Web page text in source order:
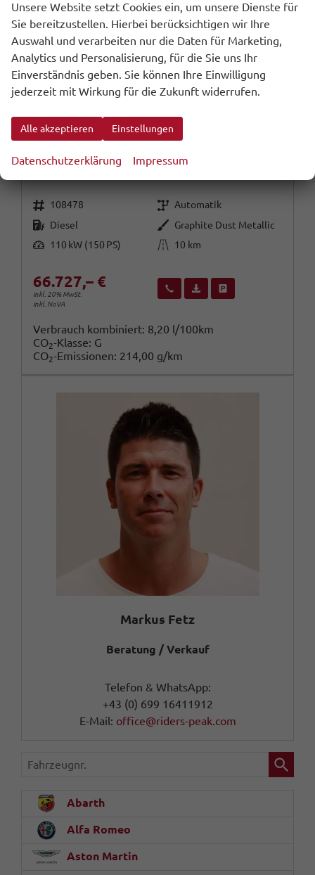
Volkswagen T7 Caravelle
Fahrzeugnr. 108478 Getriebe Automatik
Kraftstoff Diesel Außenfarbe Graphite Dust Metallic
Leistung 110 kW (150 PS) Kilometerstand 10 km
66.727,– €
inkl. 20% MwSt.
inkl. NoVA
Wir rufen Sie anFahrzeugexposé (PDF)
Verbrauch kombiniert: 8,20 l/100km
CO2-Klasse: G
CO2-Emissionen: 214,00 g/km
Markus Fetz
Beratung / Verkauf
Telefon & WhatsApp:
+43 (0) 699 16411912
E-Mail: office@riders-peak.com
Fahrzeugnr.
Abarth
Alfa Romeo
Aston Martin
Unsere Website setzt Cookies ein, um unsere Dienste für
Sie bereitzustellen. Hierbei berücksichtigen wir Ihre
Auswahl und verarbeiten nur die Daten für Marketing,
Analytics und Personalisierung, für die Sie uns Ihr
Einverständnis geben. Sie können Ihre Einwilligung
jederzeit mit Wirkung für die Zukunft widerrufen.
Alle akzeptieren Einstellungen
Datenschutzerklärung Impressum